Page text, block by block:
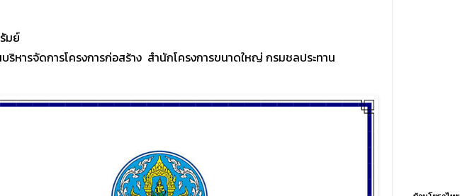
มย์
ริหารจัดการโครงการก่อสร้าง สำนักโครงการขนาดใหญ่ กรมชลประทาน